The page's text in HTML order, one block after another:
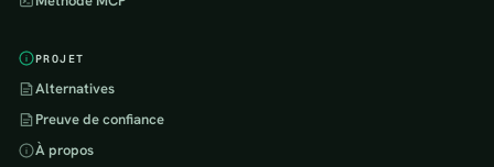
PROJET
Alternatives
Preuve de confiance
À propos